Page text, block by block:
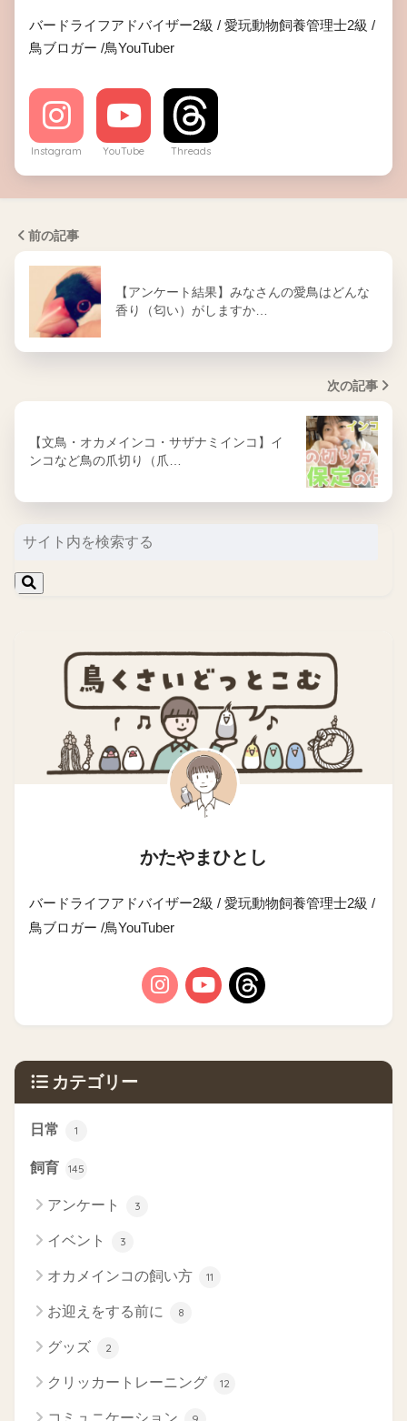
バードライフアドバイザー2級 / 愛玩動物飼養管理士2級 /
鳥ブロガー /鳥YouTuber
Instagram YouTube Threads
前の記事
【アンケート結果】みなさんの愛鳥はどんな
香り（匂い）がしますか…
次の記事
【文鳥・オカメインコ・サザナミインコ】イ
ンコなど鳥の爪切り（爪…
かたやまひとし
バードライフアドバイザー2級 / 愛玩動物飼養管理士2級 /
鳥ブロガー /鳥YouTuber
カテゴリー
日常 1
飼育 145
アンケート 3
イベント 3
オカメインコの飼い方 11
お迎えをする前に 8
グッズ 2
クリッカートレーニング 12